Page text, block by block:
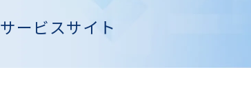
サービスサイト